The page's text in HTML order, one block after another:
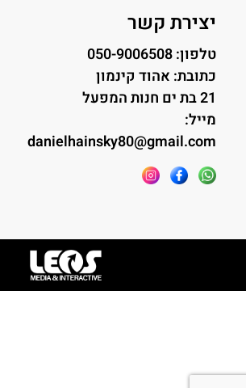
יצירת קשר
טלפון: 050-9006508
כתובת: אהוד קינמון
21 בת ים חנות המפעל
מייל:
danielhainsky80@gmail.com